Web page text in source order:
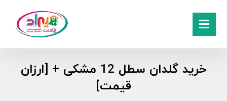
خرید گلدان سطل 12 مشکی + [ارزان
قیمت]